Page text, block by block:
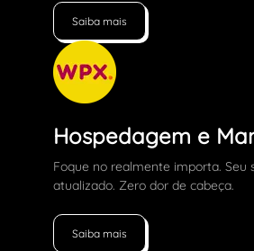
Saiba mais
Hospedagem e
Foque no realmente importa.
atualizado. Zero dor de cabeça.
Saiba mais